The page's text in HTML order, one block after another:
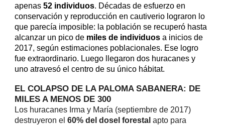
apenas52 individuos. Décadas de esfuerzo en
conservación y reproducción en cautiverio lograron lo
que parecía imposible: la población se recuperó hasta
alcanzar un pico de miles de individuos a inicios de
2017, según estimaciones poblacionales. Ese logro
fue extraordinario. Luego llegaron dos huracanes y
uno atravesó el centro de su único hábitat.
EL COLAPSO DE LA PALOMA SABANERA: DE
MILES A MENOS DE 300
Los huracanes Irma y María (septiembre de 2017)
destruyeron el60% del dosel forestal apto para